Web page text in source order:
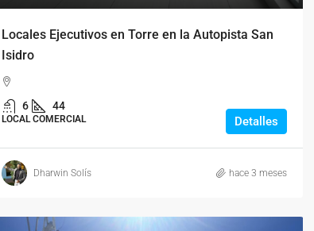
Locales Ejecutivos en Torre en la Autopista San
Isidro
6 44
LOCAL COMERCIAL Detalles
Dharwin Solís hace 3 meses